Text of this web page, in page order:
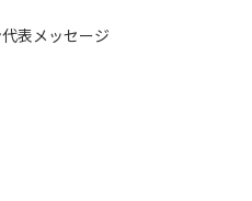
代表メッセージ